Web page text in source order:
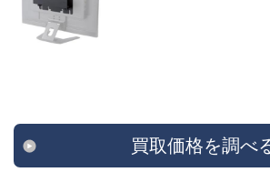
買取価格を調べ